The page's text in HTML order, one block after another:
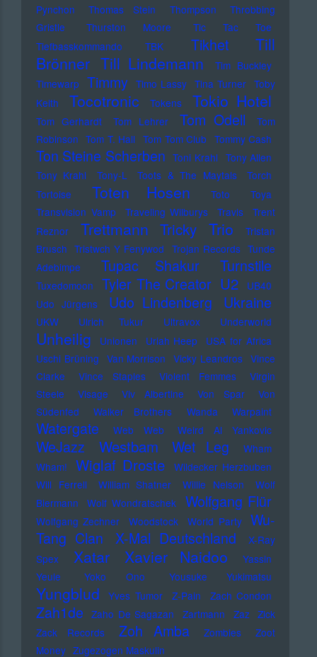
Pynchon
Thomas Stein Thompson
Throbbing
Gristle
Thurston Moore
Tic Tac Toe
Tiefbasskommando TBK
Tikhet
Till
Brönner Till Lindemann
Tim Buckley
Timewarp Timmy Timo Lassy Tina Turner Toby
Keith
Tocotronic Tokens Tokio Hotel
Tom Gerhardt Tom Lehrer Tom Odell
Tom
Robinson Tom T. Hall Tom Tom Club Tommy Cash
Ton Steine Scherben Toni Krahl Tony Allen
Tony Krahl
Tony-L Toots & The Maytals
Torch
Tortoise
Toten Hosen Toto
Toya
Transvision Vamp
Traveling Wilburys Travis
Trent
Reznor
Trettmann Tricky Trio
Tristan
Brusch Tristwch Y Fenywod Trojan Records Tunde
Adebimpe
Tupac Shakur Turnstile
Tuxedomoon Tyler The Creator U2
UB40
Udo Jürgens
Udo Lindenberg Ukraine
UKW Ulrich Tukur Ultravox Underworld
Unheilig Unionen Uriah Heep
USA for Africa
Uschi Brüning Van Morrison Vicky Leandros Vince
Clarke
Vince Staples Violent Femmes
Virgin
Steele
Visage Viv Albertine Von Spar
Von
Südenfed
Walker Brothers Wanda Warpaint
Watergate Web Web Weird Al Yankovic
WeJazz Westbam Wet Leg
Wham
Wham!
Wiglaf Droste
Wildecker Herzbuben
Will Ferrell
William Shatner Willie Nelson
Wolf
Biermann
Wolf Wondratschek Wolfgang Flür
Wolfgang Zechner Woodstock World Party
Wu-
Tang Clan
X-Mal Deutschland
X-Ray
Spex
Xatar Xavier Naidoo
Yassin
Yeule
Yoko Ono Yousuke Yukimatsu
Yungblud Yves Tumor Z-Pain Zach Condon
Zah1de Zaho De Sagazan Zartmann Zaz Zick
Zack Records
Zoh Amba Zombies
Zoot
Money Zugezogen Maskulin